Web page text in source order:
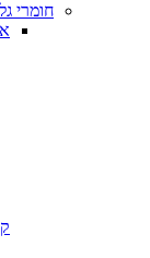
חומרי